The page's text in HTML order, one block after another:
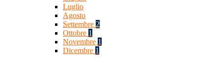
Luglio
Agosto
Settembre 2
Ottobre 1
Novembre 1
Dicembre 1